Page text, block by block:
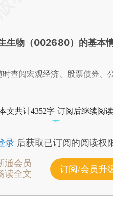
生物（002680）的基本
时查阅宏观经济、股票债券、
文共计4352字 订阅后继续阅读
录后获取已订阅的阅读权
通会员
读全文
订阅/会员升